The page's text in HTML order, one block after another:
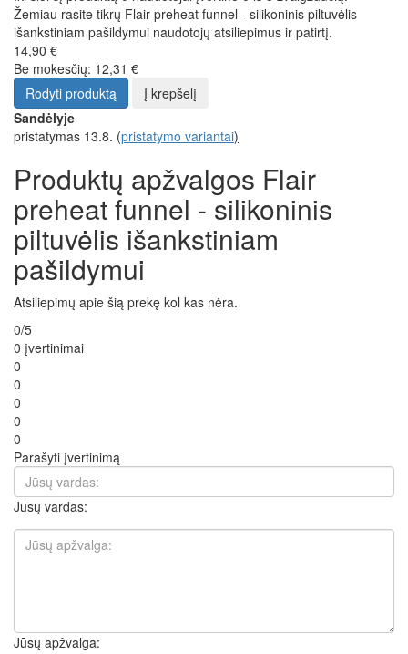
Žemiau rasite tikrų Flair preheat funnel - silikoninis piltuvėlis
išankstiniam pašildymui naudotojų atsiliepimus ir patirtį.
14,90 €
Be mokesčių: 12,31 €
Rodyti produktą
Į krepšelį
Sandėlyje
pristatymas 13.8. (pristatymo variantai)
Produktų apžvalgos Flair
preheat funnel - silikoninis
piltuvėlis išankstiniam
pašildymui
Atsiliepimų apie šią prekę kol kas nėra.
0/5
0 įvertinimai
0
0
0
0
0
Parašyti įvertinimą
Jūsų vardas:
Jūsų apžvalga: